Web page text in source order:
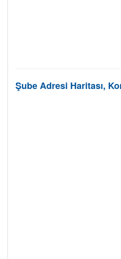
Şube Adresi Haritası,